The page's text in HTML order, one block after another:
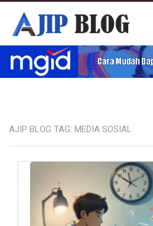
Ajip Blog
AJIP BLOG TAG: MEDIA SOSIAL